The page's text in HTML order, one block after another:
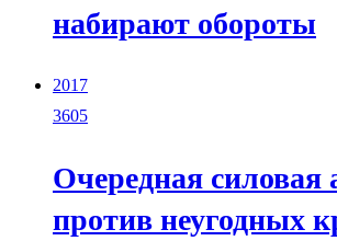
набирают обороты
2017
3605
Очередная силовая
против неугодных